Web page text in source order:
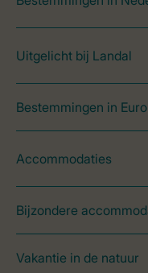
Uitgelicht bij Landal
Bestemmingen in
Accommodaties
Bijzondere
Vakantie in de natuur